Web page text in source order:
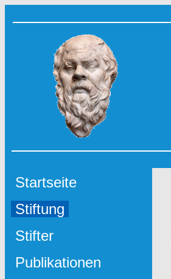
Startseite
Stiftung
Stifter
Publikationen